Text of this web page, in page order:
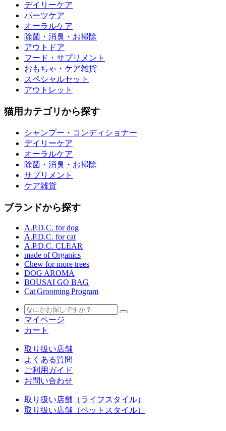
デイリーケア
パーツケア
オーラルケア
除菌・消臭・お掃除
アウトドア
フード・サプリメント
おもちゃ・ケア雑貨
スペシャルセット
アウトレット
猫用カテゴリから探す
シャンプー・コンディショナー
デイリーケア
オーラルケア
除菌・消臭・お掃除
サプリメント
ケア雑貨
ブランドから探す
A.P.D.C. for dog
A.P.D.C. for cat
A.P.D.C. CLEAR
made of Organics
Chew for more trees
DOG AROMA
BOUSAI GO BAG
Cat Grooming Program
マイページ
カート
取り扱い店舗
よくある質問
ご利用ガイド
お問い合わせ
取り扱い店舗（ライフスタイル）
取り扱い店舗（ペットスタイル）